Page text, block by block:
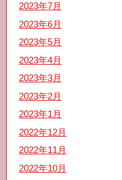
2023年7月
2023年6月
2023年5月
2023年4月
2023年3月
2023年2月
2023年1月
2022年12月
2022年11月
2022年10月